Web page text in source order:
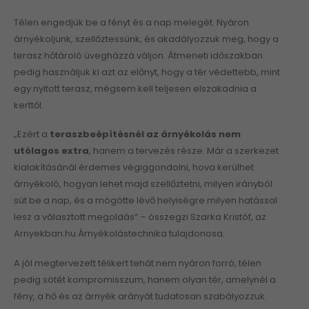
Télen engedjük be a fényt és a nap melegét. Nyáron
árnyékoljunk, szellőztessünk, és akadályozzuk meg, hogy a
terasz hőtároló üvegházzá váljon. Átmeneti időszakban
pedig használjuk ki azt az előnyt, hogy a tér védettebb, mint
egy nyitott terasz, mégsem kell teljesen elszakadnia a
kerttől.
„Ezért a teraszbeépítésnél az árnyékolás nem
utólagos extra, hanem a tervezés része. Már a szerkezet
kialakításánál érdemes végiggondolni, hova kerülhet
árnyékoló, hogyan lehet majd szellőztetni, milyen irányból
süt be a nap, és a mögötte lévő helyiségre milyen hatással
lesz a választott megoldás” – összegzi Szarka Kristóf, az
Arnyekban.hu Árnyékolástechnika tulajdonosa.
A jól megtervezett télikert tehát nem nyáron forró, télen
pedig sötét kompromisszum, hanem olyan tér, amelynél a
fény, a hő és az árnyék arányát tudatosan szabályozzuk.